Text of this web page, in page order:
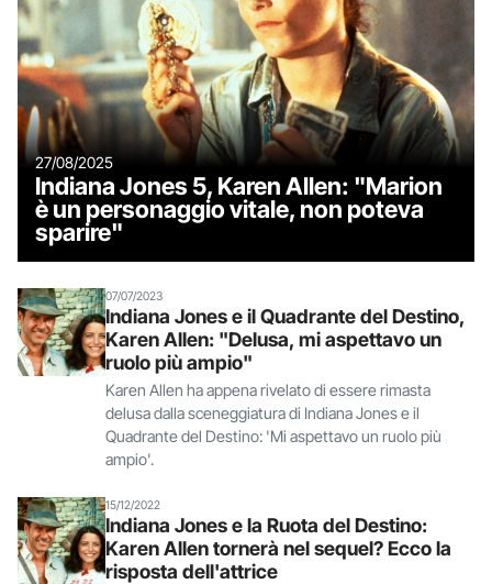
27/08/2025
Indiana Jones 5, Karen Allen: "Marion
è un personaggio vitale, non poteva
sparire"
07/07/2023
Indiana Jones e il Quadrante del Destino,
Karen Allen: "Delusa, mi aspettavo un
ruolo più ampio"
Karen Allen ha appena rivelato di essere rimasta
delusa dalla sceneggiatura di Indiana Jones e il
Quadrante del Destino: 'Mi aspettavo un ruolo più
ampio'.
15/12/2022
Indiana Jones e la Ruota del Destino:
Karen Allen tornerà nel sequel? Ecco la
risposta dell'attrice